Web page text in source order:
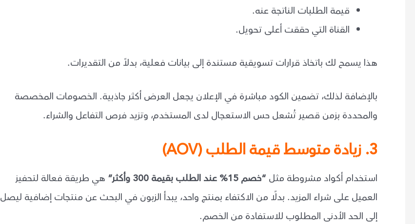
قيمة الطلبات الناتجة عنه.
القناة التي حققت أعلى تحويل.
هذا يسمح لك باتخاذ قرارات تسويقية مستندة إلى بيانات فعلية، بدلاً من التقديرات.
بالإضافة لذلك، تضمين الكود مباشرة في الإعلان يجعل العرض أكثر جاذبية. الخصومات المخصصة
والمحددة بزمن قصير تُشعل حس الاستعجال لدى المستخدم، وتزيد فرص التفاعل والشراء.
3. زيادة متوسط قيمة الطلب (AOV)
استخدام أكواد مشروطة مثل “خصم 15% عند الطلب بقيمة 300 وأكثر”
هي طريقة فعالة لتحفيز
العميل على شراء المزيد. بدلًا من الاكتفاء بمنتج واحد، يبدأ الزبون في البحث عن منتجات إضافية ليصل
إلى الحد الأدنى المطلوب للاستفادة من الخصم.